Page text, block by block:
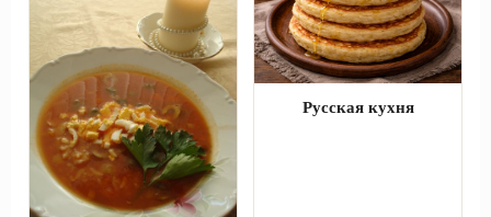
Русская кухня